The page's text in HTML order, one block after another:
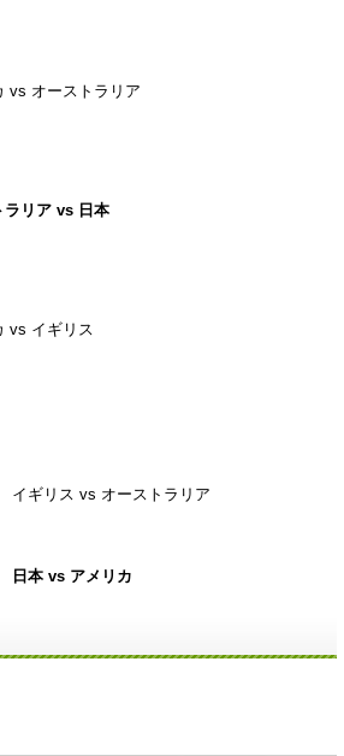
vs オーストラリア
リア vs 日本
vs イギリス
ギリス vs オーストラリア
本 vs アメリカ